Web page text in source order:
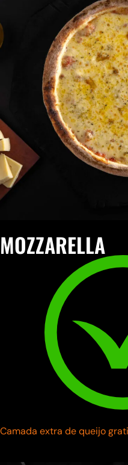
MOZZARELLA
Camada extra de queijo